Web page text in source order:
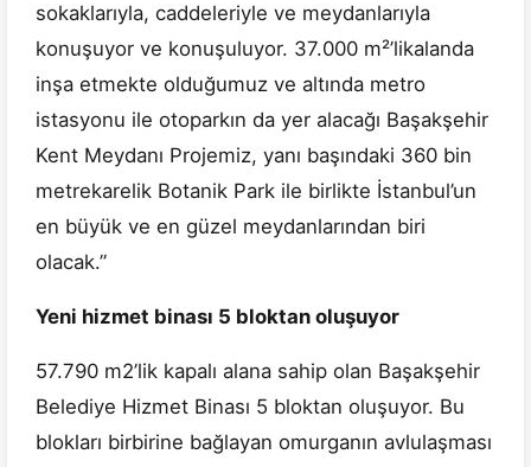
sokaklarıyla, caddeleriyle ve meydanlarıyla
konuşuyor ve konuşuluyor. 37.000 m²’likalanda
inşa etmekte olduğumuz ve altında metro
istasyonu ile otoparkın da yer alacağı Başakşehir
Kent Meydanı Projemiz, yanı başındaki 360 bin
metrekarelik Botanik Park ile birlikte İstanbul’un
en büyük ve en güzel meydanlarından biri
olacak.”
Yeni hizmet binası 5 bloktan oluşuyor
57.790 m2’lik kapalı alana sahip olan Başakşehir
Belediye Hizmet Binası 5 bloktan oluşuyor. Bu
blokları birbirine bağlayan omurganın avlulaşması